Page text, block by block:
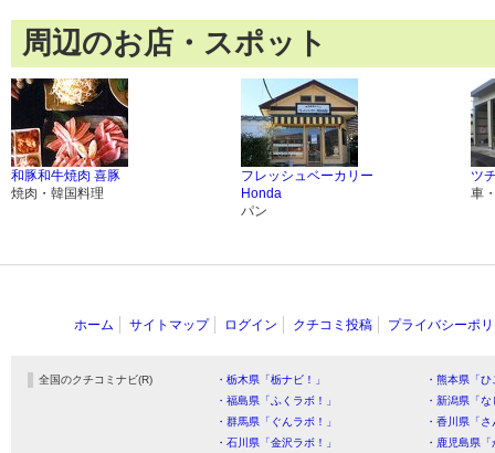
周辺のお店・スポット
和豚和牛焼肉 喜豚
焼肉・韓国料理
フレッシュベーカリー
Honda
パン
ツ
車
ホーム サイトマップ ログイン クチコミ投稿 プライバシーポ
全国のクチコミナビ(R) ・栃木県「栃ナビ！」
・熊本県「
・福島県「ふくラボ！」
・新潟県「
・群馬県「ぐんラボ！」
・香川県「
・石川県「金沢ラボ！」
・鹿児島県